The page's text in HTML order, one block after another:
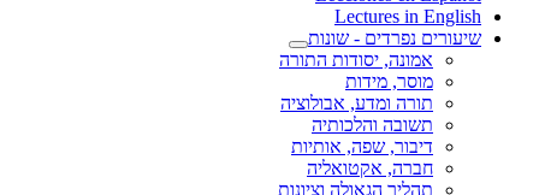
Lectures in English
שיעורים נפרדים - שונות
אמונה, יסודות התורה
מוסר, מידות
תורה ומדע, אבולוציה
תשובה והלכותיה
דיבור, שפה, אותיות
חברה, אקטואליה
תהליך הגאולה וציונות